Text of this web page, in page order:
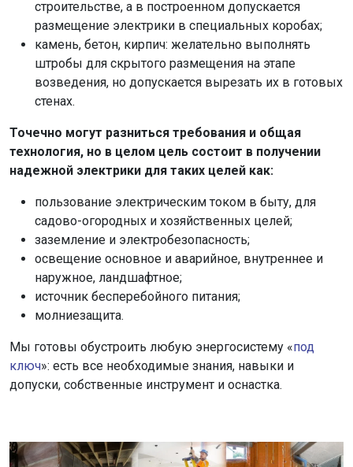
строительстве, а в построенном допускается
размещение электрики в специальных коробах;
камень, бетон, кирпич: желательно выполнять
штробы для скрытого размещения на этапе
возведения, но допускается вырезать их в готовых
стенах.
Точечно могут разниться требования и общая
технология, но в целом цель состоит в получении
надежной электрики для таких целей как:
пользование электрическим током в быту, для
садово-огородных и хозяйственных целей;
заземление и электробезопасность;
освещение основное и аварийное, внутреннее и
наружное, ландшафтное;
источник бесперебойного питания;
молниезащита.
Мы готовы обустроить любую энергосистему «под
ключ»: есть все необходимые знания, навыки и
допуски, собственные инструмент и оснастка.